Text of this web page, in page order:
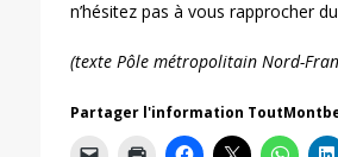
n’hésitez pas à vous rapprocher
(texte Pôle métropolitain Nord-
Partager l'information